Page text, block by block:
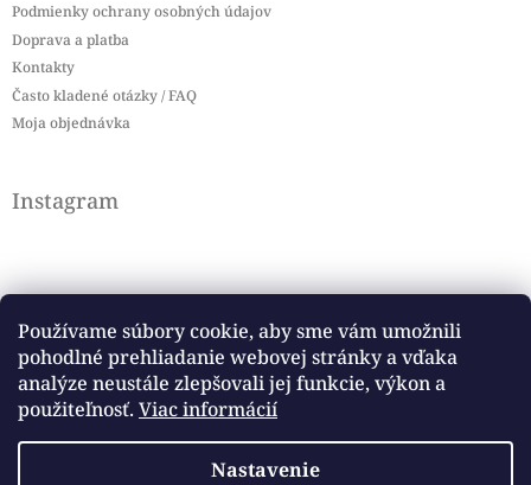
Používame súbory cookie, aby sme vám umožnili
pohodlné prehliadanie webovej stránky a vďaka
analýze neustále zlepšovali jej funkcie, výkon a
použiteľnosť. Viac informácií
Nastavenie
Podmienky ochrany osobných údajov
Doprava a platba
Kontakty
Často kladené otázky / FAQ
Moja objednávka
Instagram
Sledovať na Instagrame
Facebook